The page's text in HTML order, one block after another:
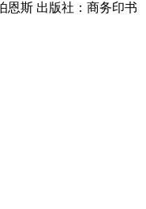
恩斯 出版社：商务印书